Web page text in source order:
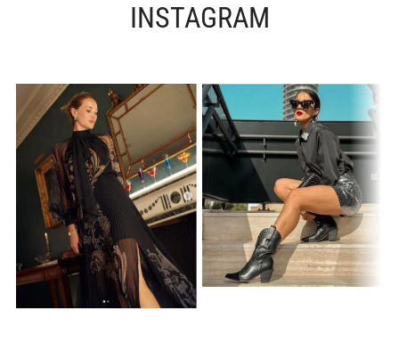
INSTAGRAM